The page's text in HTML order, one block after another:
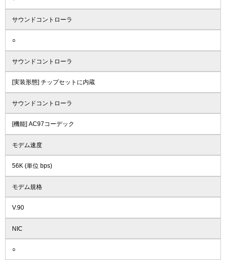
サウンドコントローラ
○
サウンドコントローラ
[実装形態] チップセットに内蔵
サウンドコントローラ
[機能] AC97コーデック
モデム速度
56K (単位 bps)
モデム規格
V.90
NIC
○